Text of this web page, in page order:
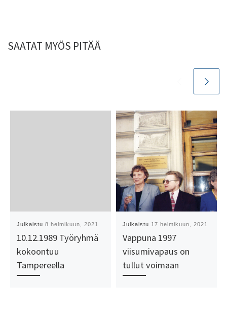
SAATAT MYÖS PITÄÄ
Julkaistu8 helmikuun, 2021
10.12.1989 Työryhmä
kokoontuu
Tampereella
Julkaistu 17 helmikuun, 2021
Vappuna 1997
viisumivapaus on
tullut voimaan